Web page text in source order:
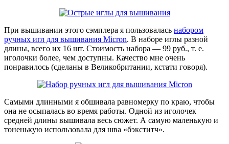
При вышивании этого сэмплера я пользовалась набором
ручных игл для вышивания Micron. В наборе иглы разной
длины, всего их 16 шт. Стоимость набора — 99 руб., т. е.
иголочки более, чем доступны. Качество мне очень
понравилось (сделаны в Великобритании, кстати говоря).
Самыми длинными я обшивала равномерку по краю, чтобы
она не осыпалась во время работы. Одной из иголочек
средней длины вышивала весь сюжет. А самую маленькую и
тоненькую использовала для шва «бэкститч».